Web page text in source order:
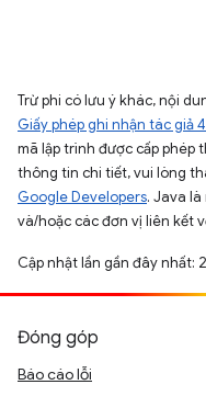
Trừ phi có lưu ý khác, nội
Giấy phép ghi nhận tác giả
mã lập trình được cấp phép
thông tin chi tiết, vui lòng
Google Developers. Java
và/hoặc các đơn vị liên kết
Cập nhật lần gần đây nhất:
Đóng góp
Báo cáo lỗi